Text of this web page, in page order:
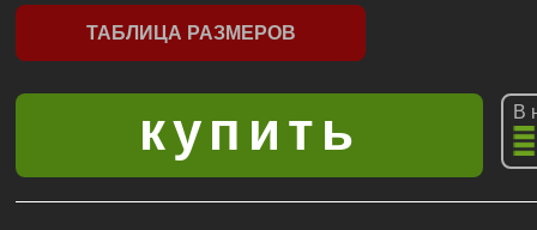
ТАБЛИЦА РАЗМЕРОВ
В